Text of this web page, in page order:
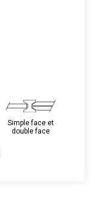
Image
Simple face et
double face